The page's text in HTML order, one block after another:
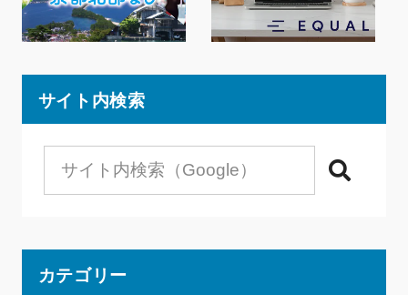
サイト内検索
検索
カテゴリー